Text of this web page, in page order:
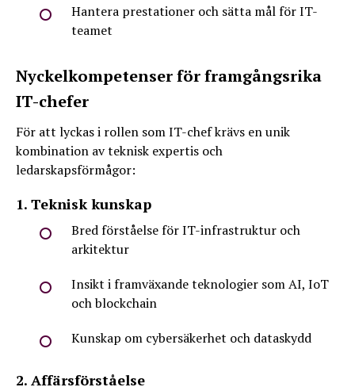
Hantera prestationer och sätta mål för IT-
teamet
Nyckelkompetenser för framgångsrika
IT-chefer
För att lyckas i rollen som IT-chef krävs en unik
kombination av teknisk expertis och
ledarskapsförmågor:
1. Teknisk kunskap
Bred förståelse för IT-infrastruktur och
arkitektur
Insikt i framväxande teknologier som AI, IoT
och blockchain
Kunskap om cybersäkerhet och dataskydd
2. Affärsförståelse